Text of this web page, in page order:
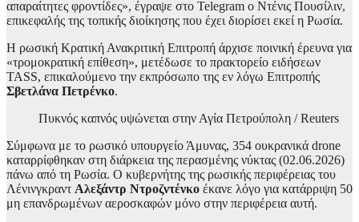
απαραίτητες φροντίδες», έγραψε στο Telegram ο Ντένις Πουσίλιν,
επικεφαλής της τοπικής διοίκησης που έχει διορίσει εκεί η Ρωσία.
Η ρωσική Κρατική Ανακριτική Επιτροπή άρχισε ποινική έρευνα για
«τρομοκρατική επίθεση», μετέδωσε το πρακτορείο ειδήσεων
TASS, επικαλούμενο την εκπρόσωπο της εν λόγω Επιτροπής
Σβετλάνα Πετρένκο.
Πυκνός καπνός υψώνεται στην Αγία Πετρούπολη / Reuters
Σύμφωνα με το ρωσικό υπουργείο Άμυνας, 354 ουκρανικά drone
καταρρίφθηκαν στη διάρκεια της περασμένης νύκτας (02.06.2026)
πάνω από τη Ρωσία. Ο κυβερνήτης της ρωσικής περιφέρειας του
Λένινγκραντ Αλεξάντρ Ντροζντένκο έκανε λόγο για κατάρριψη 50
μη επανδρωμένων αεροσκαφών μόνο στην περιφέρεια αυτή.